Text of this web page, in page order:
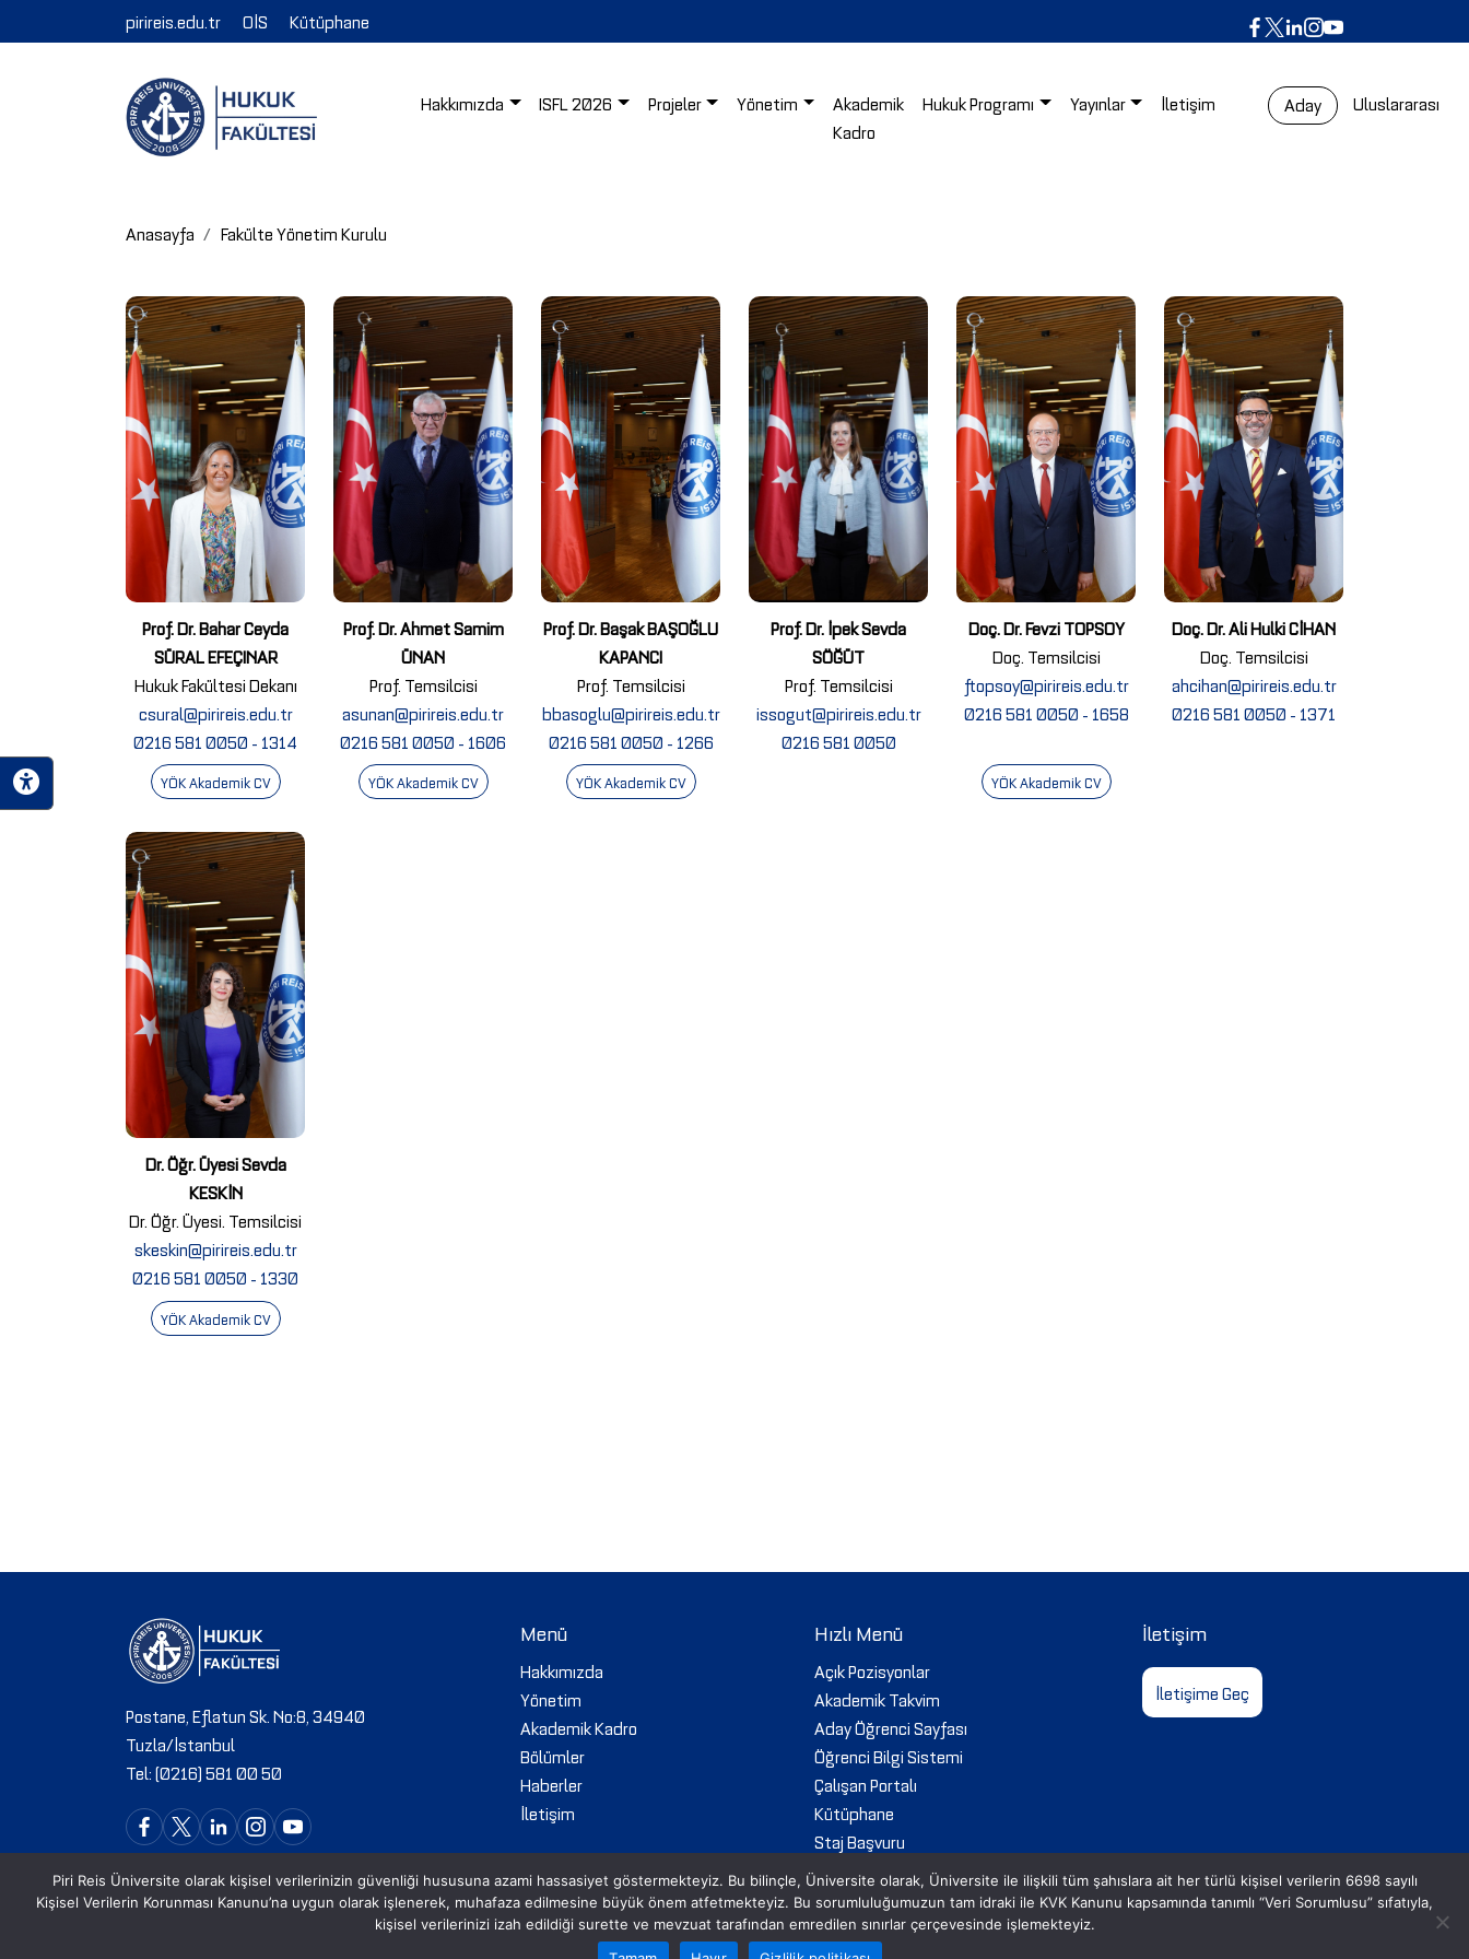
pirireis.edu.tr OİS Kütüphane
Hakkımızda ISFL 2026 Projeler Yönetim
Akademik
Kadro
Hukuk Programı Yayınlar İletişim Aday Uluslararası
Anasayfa Fakülte Yönetim Kurulu
Prof. Dr. Bahar Ceyda
SÜRAL EFEÇINAR
Hukuk Fakültesi Dekanı
csural@pirireis.edu.tr
0216 581 0050 - 1314
YÖK Akademik CV
Prof. Dr. Ahmet Samim
ÜNAN
Prof. Temsilcisi
asunan@pirireis.edu.tr
0216 581 0050 - 1606
YÖK Akademik CV
Prof. Dr. Başak BAŞOĞLU
KAPANCI
Prof. Temsilcisi
bbasoglu@pirireis.edu.tr
0216 581 0050 - 1266
YÖK Akademik CV
Prof. Dr. İpek Sevda
SÖĞÜT
Prof. Temsilcisi
issogut@pirireis.edu.tr
0216 581 0050
Doç. Dr. Fevzi TOPSOY
Doç. Temsilcisi
ftopsoy@pirireis.edu.tr
0216 581 0050 - 1658
YÖK Akademik CV
Doç. Dr. Ali Hulki CİHAN
Doç. Temsilcisi
ahcihan@pirireis.edu.tr
0216 581 0050 - 1371
Dr. Öğr. Üyesi Sevda
KESKİN
Dr. Öğr. Üyesi. Temsilcisi
skeskin@pirireis.edu.tr
0216 581 0050 - 1330
YÖK Akademik CV
Postane, Eflatun Sk. No:8, 34940
Tuzla/İstanbul
Tel: (0216) 581 00 50
Menü
Hakkımızda
Yönetim
Akademik Kadro
Bölümler
Haberler
İletişim
Hızlı Menü
Açık Pozisyonlar
Akademik Takvim
Aday Öğrenci Sayfası
Öğrenci Bilgi Sistemi
Çalışan Portalı
Kütüphane
Staj Başvuru
Web Mail
İhaleler
İletişim
İletişime Geç
Piri Reis Üniversite olarak kişisel verilerinizin güvenliği hususuna azami hassasiyet göstermekteyiz. Bu bilinçle, Üniversite olarak, Üniversite ile ilişkili tüm şahıslara ait her türlü kişisel verilerin 6698 sayılı
Kişisel Verilerin Korunması Kanunu’na uygun olarak işlenerek, muhafaza edilmesine büyük önem atfetmekteyiz. Bu sorumluluğumuzun tam idraki ile KVK Kanunu kapsamında tanımlı “Veri Sorumlusu” sıfatıyla,
kişisel verilerinizi izah edildiği surette ve mevzuat tarafından emredilen sınırlar çerçevesinde işlemekteyiz.